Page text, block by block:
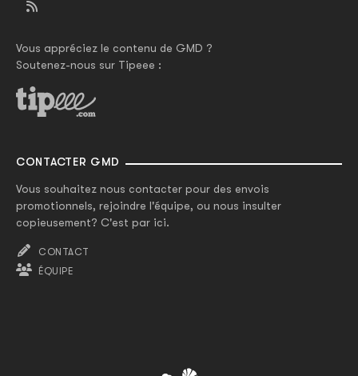
Vous appréciez le contenu de GMD ?
Soutenez-nous sur Tipeee :
CONTACTER GMD
Vous souhaitez nous contacter pour des envois
promotionnels, rejoindre l'équipe, ou nous insulter
copieusement? C'est par ici.
CONTACT
ÉQUIPE